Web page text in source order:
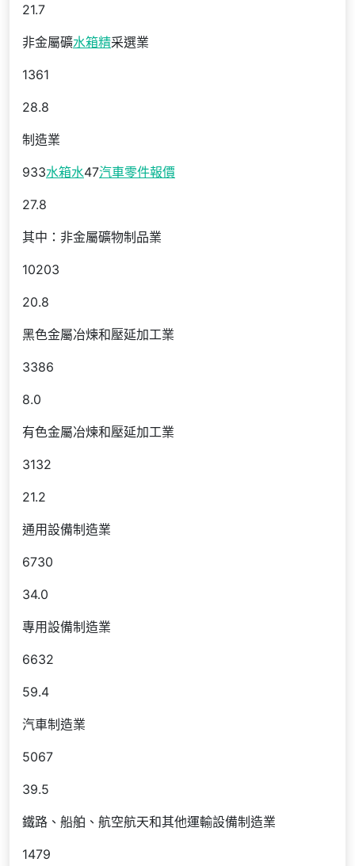
21.7
非金屬礦水箱精采選業
1361
28.8
制造業
933水箱水47汽車零件報價
27.8
其中：非金屬礦物制品業
10203
20.8
黑色金屬冶煉和壓延加工業
3386
8.0
有色金屬冶煉和壓延加工業
3132
21.2
通用設備制造業
6730
34.0
專用設備制造業
6632
59.4
汽車制造業
5067
39.5
鐵路、船舶、航空航天和其他運輸設備制造業
1479